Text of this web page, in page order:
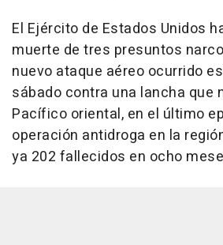
El Ejército de Estados Unidos
muerte de tres presuntos
nuevo ataque aéreo ocurrido
sábado contra una lancha que
Pacífico oriental, en el último
operación antidroga en la
ya 202 fallecidos en ocho